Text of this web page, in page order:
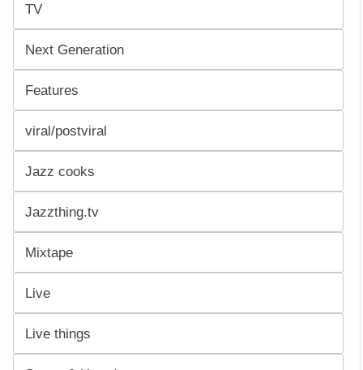
TV
Next Generation
Features
viral/postviral
Jazz cooks
Jazzthing.tv
Mixtape
Live
Live things